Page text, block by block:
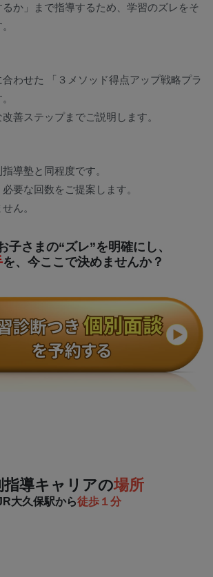
るか」まで指導するため、学習のズレをそ
わせた 「３メソッド得点アップ戦略プラ
善ステップまでご説明します。
導塾と同程度です。
要な回数をご提案します。
ん。
子さまの“ズレ”を明確にし、
を、今ここで決めませんか？
指導キャリアの場所
大久保駅から徒歩１分